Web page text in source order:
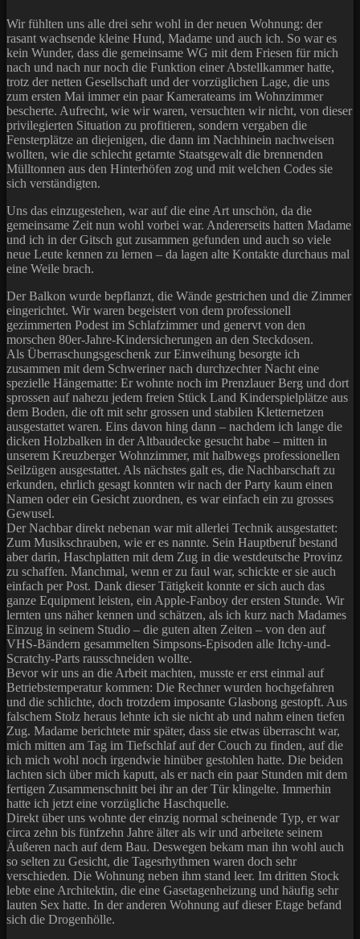
Wir fühlten uns alle drei sehr wohl in der neuen Wohnung: der
rasant wachsende kleine Hund, Madame und auch ich. So war es
kein Wunder, dass die gemeinsame WG mit dem Friesen für mich
nach und nach nur noch die Funktion einer Abstellkammer hatte,
trotz der netten Gesellschaft und der vorzüglichen Lage, die uns
zum ersten Mai immer ein paar Kamerateams im Wohnzimmer
bescherte. Aufrecht, wie wir waren, versuchten wir nicht, von dieser
privilegierten Situation zu profitieren, sondern vergaben die
Fensterplätze an diejenigen, die dann im Nachhinein nachweisen
wollten, wie die schlecht getarnte Staatsgewalt die brennenden
Mülltonnen aus den Hinterhöfen zog und mit welchen Codes sie
sich verständigten.
Uns das einzugestehen, war auf die eine Art unschön, da die
gemeinsame Zeit nun wohl vorbei war. Andererseits hatten Madame
und ich in der Gitsch gut zusammen gefunden und auch so viele
neue Leute kennen zu lernen – da lagen alte Kontakte durchaus mal
eine Weile brach.
Der Balkon wurde bepflanzt, die Wände gestrichen und die Zimmer
eingerichtet. Wir waren begeistert von dem professionell
gezimmerten Podest im Schlafzimmer und genervt von den
morschen 80er-Jahre-Kindersicherungen an den Steckdosen.
Als Überraschungsgeschenk zur Einweihung besorgte ich
zusammen mit dem Schweriner nach durchzechter Nacht eine
spezielle Hängematte: Er wohnte noch im Prenzlauer Berg und dort
sprossen auf nahezu jedem freien Stück Land Kinderspielplätze aus
dem Boden, die oft mit sehr grossen und stabilen Kletternetzen
ausgestattet waren. Eins davon hing dann – nachdem ich lange die
dicken Holzbalken in der Altbaudecke gesucht habe – mitten in
unserem Kreuzberger Wohnzimmer, mit halbwegs professionellen
Seilzügen ausgestattet. Als nächstes galt es, die Nachbarschaft zu
erkunden, ehrlich gesagt konnten wir nach der Party kaum einen
Namen oder ein Gesicht zuordnen, es war einfach ein zu grosses
Gewusel.
Der Nachbar direkt nebenan war mit allerlei Technik ausgestattet:
Zum Musikschrauben, wie er es nannte. Sein Hauptberuf bestand
aber darin, Haschplatten mit dem Zug in die westdeutsche Provinz
zu schaffen. Manchmal, wenn er zu faul war, schickte er sie auch
einfach per Post. Dank dieser Tätigkeit konnte er sich auch das
ganze Equipment leisten, ein Apple-Fanboy der ersten Stunde. Wir
lernten uns näher kennen und schätzen, als ich kurz nach Madames
Einzug in seinem Studio – die guten alten Zeiten – von den auf
VHS-Bändern gesammelten Simpsons-Episoden alle Itchy-und-
Scratchy-Parts rausschneiden wollte.
Bevor wir uns an die Arbeit machten, musste er erst einmal auf
Betriebstemperatur kommen: Die Rechner wurden hochgefahren
und die schlichte, doch trotzdem imposante Glasbong gestopft. Aus
falschem Stolz heraus lehnte ich sie nicht ab und nahm einen tiefen
Zug. Madame berichtete mir später, dass sie etwas überrascht war,
mich mitten am Tag im Tiefschlaf auf der Couch zu finden, auf die
ich mich wohl noch irgendwie hinüber gestohlen hatte. Die beiden
lachten sich über mich kaputt, als er nach ein paar Stunden mit dem
fertigen Zusammenschnitt bei ihr an der Tür klingelte. Immerhin
hatte ich jetzt eine vorzügliche Haschquelle.
Direkt über uns wohnte der einzig normal scheinende Typ, er war
circa zehn bis fünfzehn Jahre älter als wir und arbeitete seinem
Äußeren nach auf dem Bau. Deswegen bekam man ihn wohl auch
so selten zu Gesicht, die Tagesrhythmen waren doch sehr
verschieden. Die Wohnung neben ihm stand leer. Im dritten Stock
lebte eine Architektin, die eine Gasetagenheizung und häufig sehr
lauten Sex hatte. In der anderen Wohnung auf dieser Etage befand
sich die Drogenhölle.